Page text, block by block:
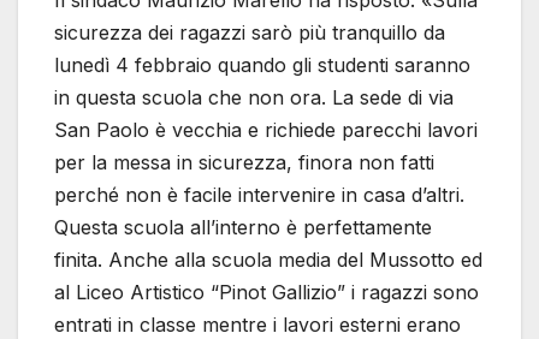
sicurezza dei ragazzi sarò più tranquillo da
lunedì 4 febbraio quando gli studenti saranno
in questa scuola che non ora. La sede di via
San Paolo è vecchia e richiede parecchi lavori
per la messa in sicurezza, finora non fatti
perché non è facile intervenire in casa d’altri.
Questa scuola all’interno è perfettamente
finita. Anche alla scuola media del Mussotto ed
al Liceo Artistico “Pinot Gallizio” i ragazzi sono
entrati in classe mentre i lavori esterni erano